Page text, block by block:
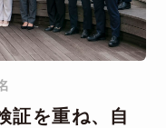
証を重ね、自